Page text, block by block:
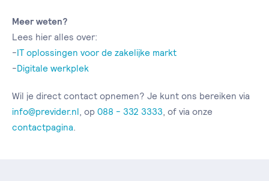
Meer weten?
Lees hier alles over:
-IT oplossingen voor de zakelijke markt
-Digitale werkplek
Wil je direct contact opnemen? Je kunt ons bereiken via
info@previder.nl , op 088 - 332 3333 , of via onze
contactpagina